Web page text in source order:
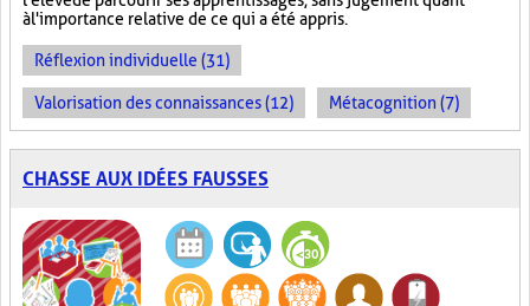
à l'importance relative de ce qui a été appris.
Réflexion individuelle (31)
Valorisation des connaissances (12) Métacognition (7)
CHASSE AUX IDÉES FAUSSES